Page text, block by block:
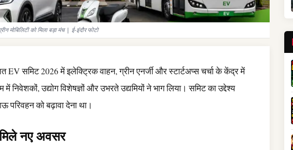
मोबिलिटी को मिला बड़ा मंच | ई-इंदौर फोटो
EV समिट 2026 में इलेक्ट्रिक वाहन, ग्रीन एनर्जी और स्टार्टअप्स चर्चा के केंद्र में
में निवेशकों, उद्योग विशेषज्ञों और उभरते उद्यमियों ने भाग लिया। समिट का उद्देश्य
परिवहन को बढ़ावा देना था।
नए अवसर